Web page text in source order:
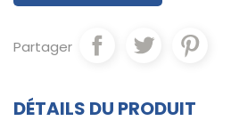
Partager
DÉTAILS DU PRODUIT